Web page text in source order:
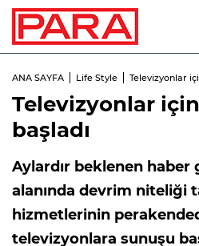
ANA SAYFA Life Style Televizyonlar
Televizyonlar
başladı
Aylardır beklenen haber
alanında devrim niteliği
hizmetlerinin
televizyonlara sunuşu